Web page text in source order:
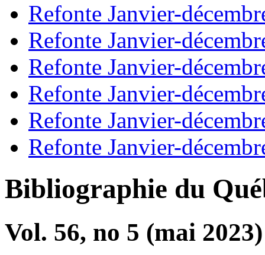
Refonte Janvier-
Refonte Janvier-
Refonte Janvier-
Refonte Janvier-
Refonte Janvier-
Refonte Janvier-
Bibliographie du
Vol. 56, no 5 (mai 2023)